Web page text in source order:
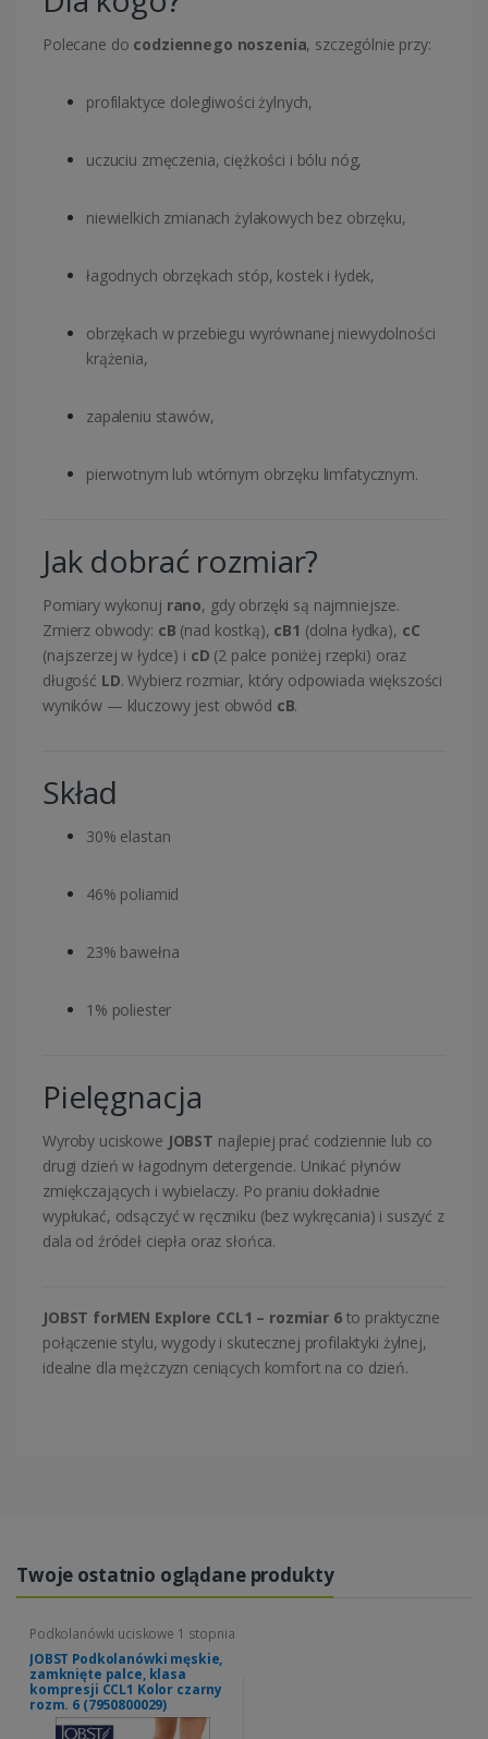
Polecane do codziennego noszenia, szczególnie przy:
profilaktyce dolegliwości żylnych,
uczuciu zmęczenia, ciężkości i bólu nóg,
niewielkich zmianach żylakowych bez obrzęku,
łagodnych obrzękach stóp, kostek i łydek,
obrzękach w przebiegu wyrównanej niewydolności
krążenia,
zapaleniu stawów,
pierwotnym lub wtórnym obrzęku limfatycznym.
Jak dobrać rozmiar?
Pomiary wykonuj rano, gdy obrzęki są najmniejsze.
Zmierz obwody: cB (nad kostką), cB1 (dolna łydka), cC
(najszerzej w łydce) i cD (2 palce poniżej rzepki) oraz
długość LD. Wybierz rozmiar, który odpowiada większości
wyników — kluczowy jest obwód cB.
Skład
30% elastan
46% poliamid
23% bawełna
1% poliester
Pielęgnacja
Wyroby uciskowe JOBST najlepiej prać codziennie lub co
drugi dzień w łagodnym detergencie. Unikać płynów
zmiękczających i wybielaczy. Po praniu dokładnie
wypłukać, odsączyć w ręczniku (bez wykręcania) i suszyć z
dala od źródeł ciepła oraz słońca.
JOBST forMEN Explore CCL1 – rozmiar 6to praktyczne
połączenie stylu, wygody i skutecznej profilaktyki żylnej,
idealne dla mężczyzn ceniących komfort na co dzień.
Twoje ostatnio oglądane produkty
Podkolanówki uciskowe 1 stopnia
JOBST Podkolanówki męskie,
zamknięte palce, klasa
kompresji CCL1 Kolor czarny
rozm. 6 (7950800029)